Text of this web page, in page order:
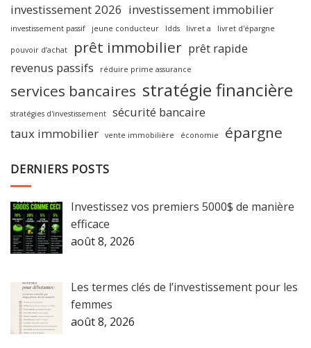
investissement 2026 investissement immobilier
investissement passif jeune conducteur ldds livret a livret d'épargne
pouvoir d’achat prêt immobilier prêt rapide
revenus passifs
réduire prime assurance
services bancaires stratégie financière
stratégies d'investissement
sécurité bancaire
taux immobilier
vente immobilière économie épargne
DERNIERS POSTS
Investissez vos premiers 5000$ de manière
efficace
août 8, 2026
Les termes clés de l’investissement pour les
femmes
août 8, 2026